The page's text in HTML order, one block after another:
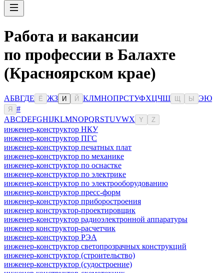
Работа и вакансии
по профессии в Балахте
(Красноярском крае)
АБВГДЕ Ё ЖЗ И Й КЛМНОПРСТУФХЦЧШ Ы ЭЮ
Я
#
ABCDEFGHIJKLMNOPQRSTUVWX Y Z
инженер-конструктор НКУ
инженер-конструктор ПГС
инженер-конструктор печатных плат
инженер-конструктор по механике
инженер-конструктор по оснастке
инженер-конструктор по электрике
инженер-конструктор по электрооборудованию
инженер-конструктор пресс-форм
инженер-конструктор приборостроения
инженер конструктор-проектировщик
инженер-конструктор радиоэлектронной аппаратуры
инженер конструктор-расчетчик
инженер-конструктор РЭА
инженер-конструктор светопрозрачных конструкций
инженер-конструктор (строительство)
инженер-конструктор (судостроение)